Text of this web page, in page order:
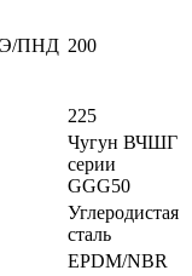
ПНД 200
225
Чугун ВЧШГ
серии
GGG50
Углеродистая
сталь
EPDM/NBR